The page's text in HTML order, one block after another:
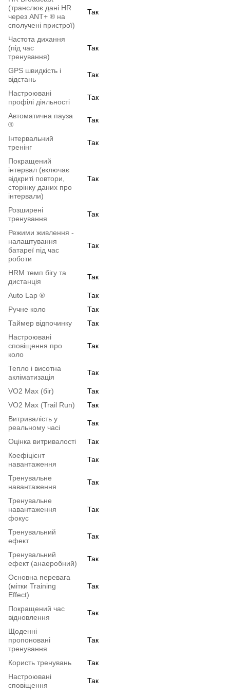
(транслює дані HR
через ANT+ ® на
сполучені пристрої)
Так
Частота дихання
(під час
тренування)
Так
GPS швидкість і
відстань
Так
Настроювані
профілі діяльності
Так
Автоматична пауза
®
Так
Інтервальний
тренінг
Так
Покращений
інтервал (включає
відкриті повтори,
сторінку даних про
інтервали)
Так
Розширені
тренування
Так
Режими живлення -
налаштування
батареї під час
роботи
Так
HRM темп бігу та
дистанція
Так
Auto Lap ®
Так
Ручне коло
Так
Таймер відпочинку
Так
Настроювані
сповіщення про
коло
Так
Тепло і висотна
акліматизація
Так
VO2 Max (біг)
Так
VO2 Max (Trail Run)
Так
Витривалість у
реальному часі
Так
Оцінка витривалості
Так
Коефіцієнт
навантаження
Так
Тренувальне
навантаження
Так
Тренувальне
навантаження
фокус
Так
Тренувальний
ефект
Так
Тренувальний
ефект (анаеробний)
Так
Основна перевага
(мітки Training
Effect)
Так
Покращений час
відновлення
Так
Щоденні
пропоновані
тренування
Так
Користь тренувань
Так
Настроювані
сповіщення
Так